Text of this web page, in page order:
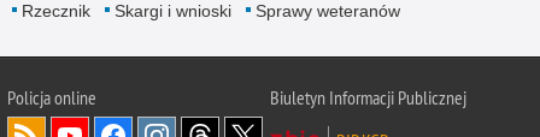
Rzecznik Skargi i wnioski Sprawy weteranów
Policjaonline
Biuletyn Informacji Publicznej